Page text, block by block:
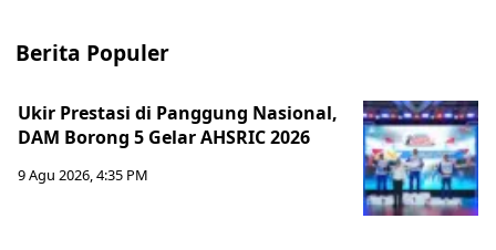
Berita Populer
Ukir Prestasi di Panggung Nasional,
DAM Borong 5 Gelar AHSRIC 2026
9 Agu 2026, 4:35 PM